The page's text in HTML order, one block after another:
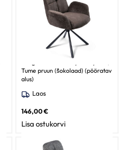
Tume pruun (šokolaad) (pööratav
alus)
Laos
146,00€
Lisa ostukorvi